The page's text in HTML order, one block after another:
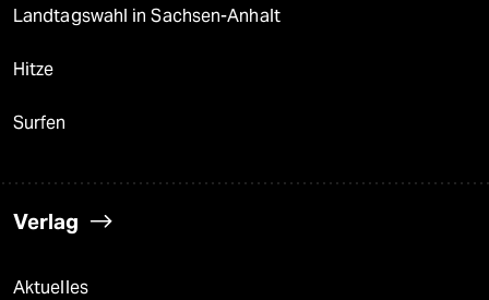
Landtagswahl in Sachsen-Anhalt
Hitze
Surfen
Verlag
Aktuelles